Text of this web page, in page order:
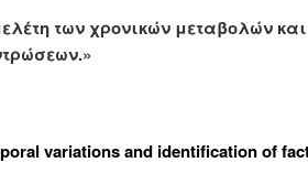
των χρονικών μεταβολών και
variations and identification of